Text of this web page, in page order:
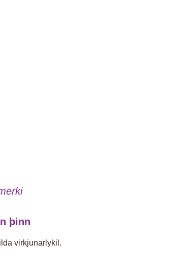
þinn
virkjunarlykil.